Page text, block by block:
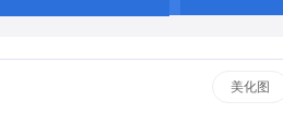
美化图